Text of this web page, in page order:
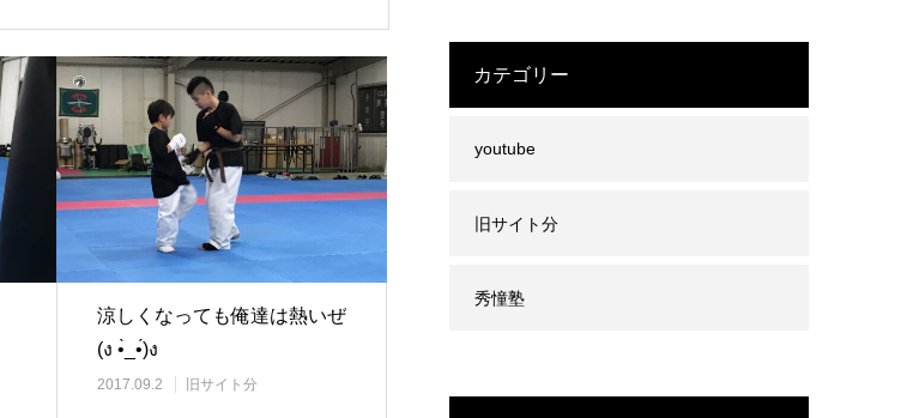
涼しくなっても俺達は熱いぜ
(ง •̀_•́)ง
2017.09.2 旧サイト分
カテゴリー
youtube
旧サイト分
秀憧塾